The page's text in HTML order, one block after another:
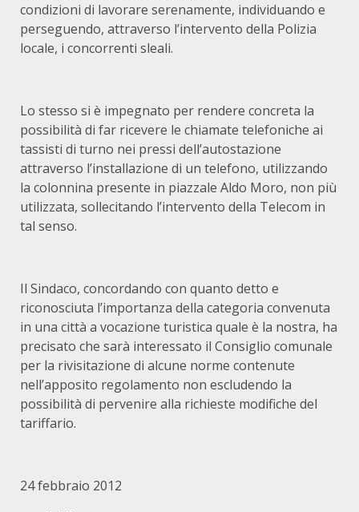
condizioni di lavorare serenamente, individuando e
perseguendo, attraverso l’intervento della Polizia
locale, i concorrenti sleali.
Lo stesso si è impegnato per rendere concreta la
possibilità di far ricevere le chiamate telefoniche ai
tassisti di turno nei pressi dell’autostazione
attraverso l’installazione di un telefono, utilizzando
la colonnina presente in piazzale Aldo Moro, non più
utilizzata, sollecitando l’intervento della Telecom in
tal senso.
Il Sindaco, concordando con quanto detto e
riconosciuta l’importanza della categoria convenuta
in una città a vocazione turistica quale è la nostra, ha
precisato che sarà interessato il Consiglio comunale
per la rivisitazione di alcune norme contenute
nell’apposito regolamento non escludendo la
possibilità di pervenire alla richieste modifiche del
tariffario.
24 febbraio 2012